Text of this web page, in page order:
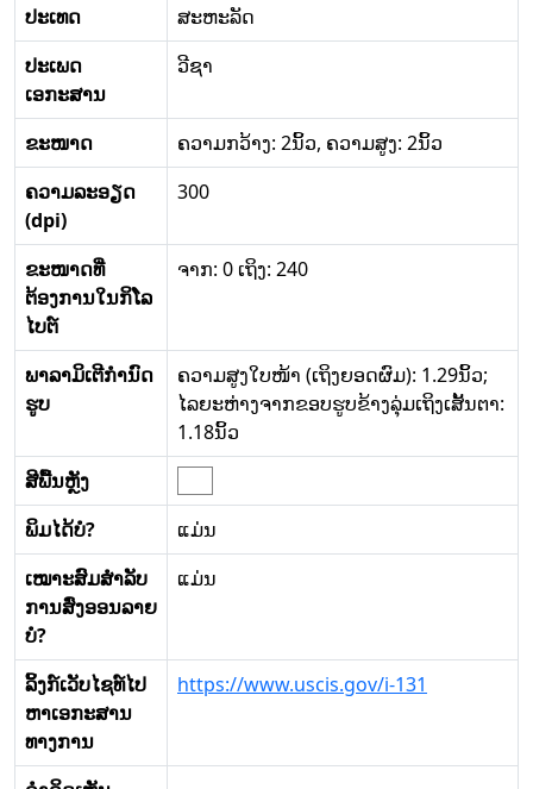
ປະເທດ
ສະ​ຫະ​ລັດ
ປະເພດ
ເອກະສານ
ວີຊາ
ຂະໜາດ
ຄວາມກວ້າງ: 2ນິ້ວ, ຄວາມສູງ: 2ນິ້ວ
ຄວາມລະອຽດ
(dpi)
300
ຂະໜາດທີ່
ຕ້ອງການໃນກິໂລ
ໄບຕ໌
ຈາກ: 0 ເຖິງ: 240
ພາລາມິເຕີກໍານົດ
ຮູບ
ຄວາມສູງໃບໜ້າ (ເຖິງຍອດຜົມ): 1.29ນິ້ວ;
ໄລຍະຫ່າງຈາກຂອບຮູບຂ້າງລຸ່ມເຖິງເສັ້ນຕາ:
1.18ນິ້ວ
ສີພື້ນຫຼັງ
ພິມໄດ້ບໍ?
ແມ່ນ
ເໝາະສົມສໍາລັບ
ການສົ່ງອອນລາຍ
ບໍ?
ແມ່ນ
ລິ້ງກ໌ເວັບໄຊທ໌ໄປ
ຫາເອກະສານ
ທາງການ
https://www.uscis.gov/i-131